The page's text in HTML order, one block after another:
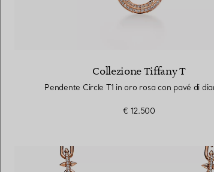
Collezione Tiffany T
Pendente Circle T1 in oro rosa con pavé di
€ 12.500